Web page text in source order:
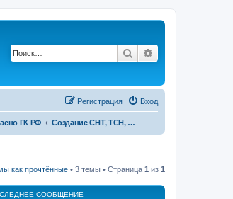
Поиск
Вход
Регистрация
ГК РФ Создание СНТ, ТСН, кооператива, партнёрства в результате девелоперской деятельности
как прочтённые • 3 темы • Страница 1 из 1
СООБЩЕНИЕ